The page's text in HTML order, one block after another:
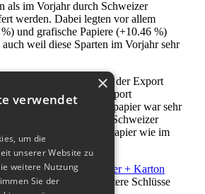
als im Vorjahr durch Schweizer
werden. Dabei legten vor allem
und grafische Papiere (+10.46 %)
weil diese Sparten im Vorjahr sehr
importiert, wohingegen der Export
Wert für Nettoimport
um 3 % verringert. Altpapier war sehr
Lieferengpässe. Die Schweizer
gleich fleissig Altpapier wie im
von Recycling Papier + Karton
werden und weitere Schlüsse
×
verwendet
um die
unserer Website zu
weitere Nutzung
Sie der